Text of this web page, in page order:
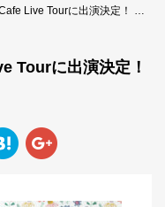
出演決定！ 貴重なセッションライブも?!
Tourに出演決定！